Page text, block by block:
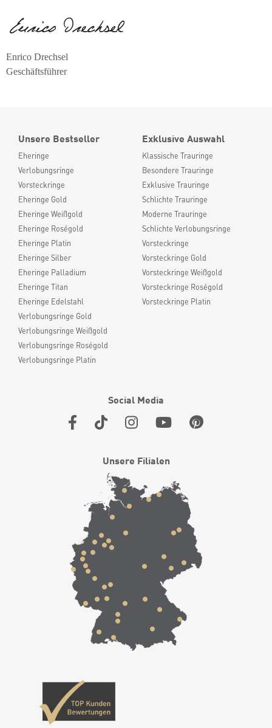
Enrico Drechsel
Geschäftsführer
Unsere Bestseller
Eheringe
Verlobungsringe
Vorsteckringe
Eheringe Gold
Eheringe Weißgold
Eheringe Roségold
Eheringe Platin
Eheringe Silber
Eheringe Palladium
Eheringe Titan
Eheringe Edelstahl
Verlobungsringe Gold
Verlobungsringe Weißgold
Verlobungsringe Roségold
Verlobungsringe Platin
Exklusive Auswahl
Klassische Trauringe
Besondere Trauringe
Exklusive Trauringe
Schlichte Trauringe
Moderne Trauringe
Schlichte Verlobungsringe
Vorsteckringe
Vorsteckringe Gold
Vorsteckringe Weißgold
Vorsteckringe Roségold
Vorsteckringe Platin
Social Media
Unsere Filialen